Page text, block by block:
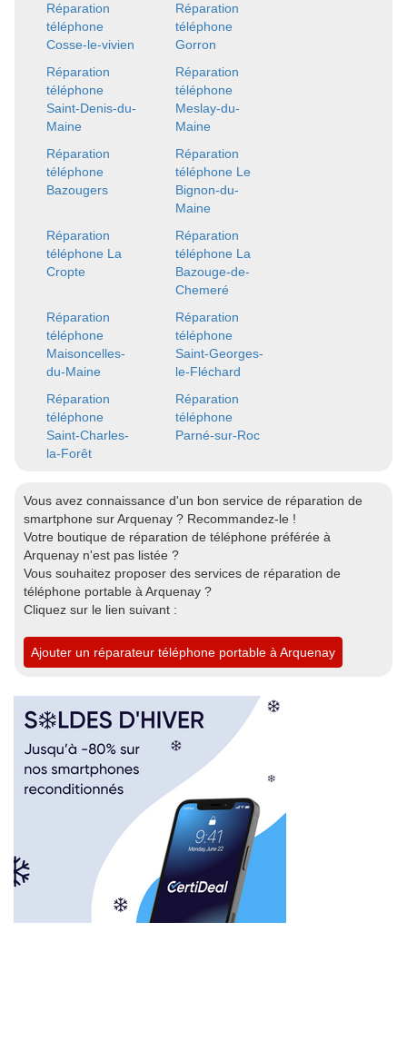
Réparation
téléphone
Cosse-le-vivien
Réparation
téléphone
Gorron
Réparation
téléphone
Saint-Denis-du-
Maine
Réparation
téléphone
Meslay-du-
Maine
Réparation
téléphone
Bazougers
Réparation
téléphone Le
Bignon-du-
Maine
Réparation
téléphone La
Cropte
Réparation
téléphone La
Bazouge-de-
Chemeré
Réparation
téléphone
Maisoncelles-
du-Maine
Réparation
téléphone
Saint-Georges-
le-Fléchard
Réparation
téléphone
Saint-Charles-
la-Forêt
Réparation
téléphone
Parné-sur-Roc
Vous avez connaissance d'un bon service de réparation de
smartphone sur Arquenay ? Recommandez-le !
Votre boutique de réparation de téléphone préférée à
Arquenay n'est pas listée ?
Vous souhaitez proposer des services de réparation de
téléphone portable à Arquenay ?
Cliquez sur le lien suivant :
Ajouter un réparateur téléphone portable à Arquenay